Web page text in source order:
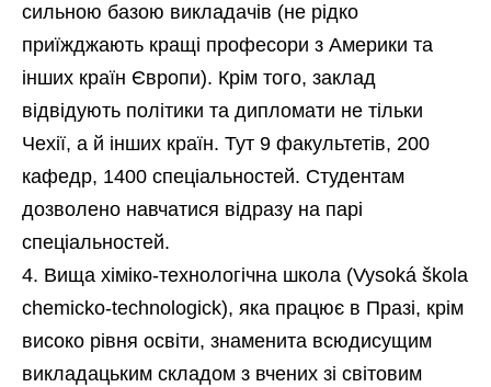
сильною базою викладачів (не рідко
приїжджають кращі професори з Америки та
інших країн Європи). Крім того, заклад
відвідують політики та дипломати не тільки
Чехії, а й інших країн. Тут 9 факультетів, 200
кафедр, 1400 спеціальностей. Студентам
дозволено навчатися відразу на парі
спеціальностей.
Вища хіміко-технологічна школа (Vysoká škola
chemicko-technologick), яка працює в Празі, крім
високо рівня освіти, знаменита всюдисущим
викладацьким складом з вчених зі світовим